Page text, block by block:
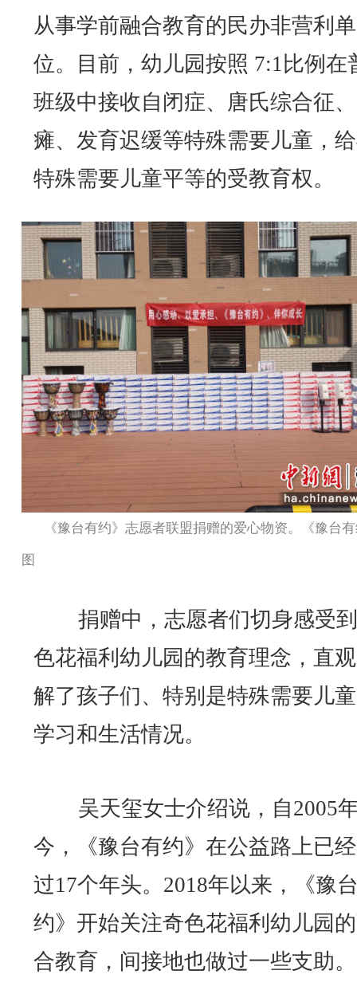
从事学前融合教育的民办非营利单
位。目前，幼儿园按照 7:1比例在
班级中接收自闭症、唐氏综合征
瘫、发育迟缓等特殊需要儿童，
特殊需要儿童平等的受教育权。
《豫台有约》志愿者联盟捐赠的爱心物资。《豫台
图
捐赠中，志愿者们切身感受
色花福利幼儿园的教育理念，直
解了孩子们、特别是特殊需要儿
学习和生活情况。
吴天玺女士介绍说，自2005
今，《豫台有约》在公益路上已
过17个年头。2018年以来，《豫
约》开始关注奇色花福利幼儿园
合教育，间接地也做过一些支助